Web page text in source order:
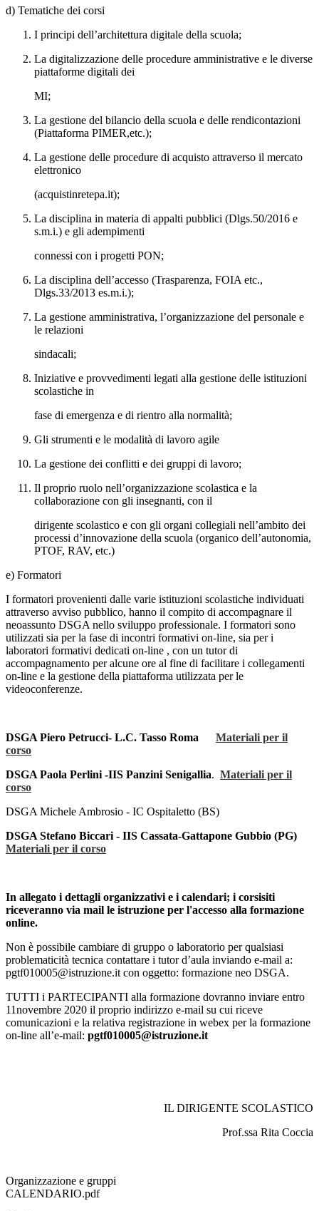
d) Tematiche dei corsi
I principi dell’architettura digitale della scuola;
La digitalizzazione delle procedure amministrative e le diverse
piattaforme digitali dei
MI;
La gestione del bilancio della scuola e delle rendicontazioni
(Piattaforma PIMER,etc.);
La gestione delle procedure di acquisto attraverso il mercato
elettronico
(acquistinretepa.it);
La disciplina in materia di appalti pubblici (Dlgs.50/2016 e
s.m.i.) e gli adempimenti
connessi con i progetti PON;
La disciplina dell’accesso (Trasparenza, FOIA etc.,
Dlgs.33/2013 es.m.i.);
La gestione amministrativa, l’organizzazione del personale e
le relazioni
sindacali;
Iniziative e provvedimenti legati alla gestione delle istituzioni
scolastiche in
fase di emergenza e di rientro alla normalità;
Gli strumenti e le modalità di lavoro agile
La gestione dei conflitti e dei gruppi di lavoro;
Il proprio ruolo nell’organizzazione scolastica e la
collaborazione con gli insegnanti, con il
dirigente scolastico e con gli organi collegiali nell’ambito dei
processi d’innovazione della scuola (organico dell’autonomia,
PTOF, RAV, etc.)
e) Formatori
I formatori provenienti dalle varie istituzioni scolastiche individuati
attraverso avviso pubblico, hanno il compito di accompagnare il
neoassunto DSGA nello sviluppo professionale. I formatori sono
utilizzati sia per la fase di incontri formativi on-line, sia per i
laboratori formativi dedicati on-line , con un tutor di
accompagnamento per alcune ore al fine di facilitare i collegamenti
on-line e la gestione della piattaforma utilizzata per le
videoconferenze.
DSGA Piero Petrucci- L.C. Tasso Roma Materiali per il
corso
DSGA Paola Perlini -IIS Panzini Senigallia. Materiali per il
corso
DSGA Michele Ambrosio - IC Ospitaletto (BS)
DSGA Stefano Biccari - IIS Cassata-Gattapone Gubbio (PG)
Materiali per il corso
In allegato i dettagli organizzativi e i calendari; i corsisiti
riceveranno via mail le istruzione per l'accesso alla formazione
online.
Non è possibile cambiare di gruppo o laboratorio per qualsiasi
problematicità tecnica contattare i tutor d’aula inviando e-mail a:
pgtf010005@istruzione.it con oggetto: formazione neo DSGA.
TUTTI i PARTECIPANTI alla formazione dovranno inviare entro
11novembre 2020 il proprio indirizzo e-mail su cui riceve
comunicazioni e la relativa registrazione in webex per la formazione
on-line all’e-mail: pgtf010005@istruzione.it
IL DIRIGENTE SCOLASTICO
Prof.ssa Rita Coccia
Organizzazione e gruppi
CALENDARIO.pdf